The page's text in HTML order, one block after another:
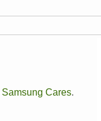
Samsung Cares.